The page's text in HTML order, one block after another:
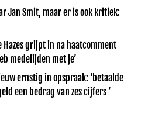
Jan Smit, maar er is ook kritiek:
Hazes grijpt in na haatcomment
medelijden met je’
ernstig in opspraak: ‘betaalde
een bedrag van zes cijfers ’